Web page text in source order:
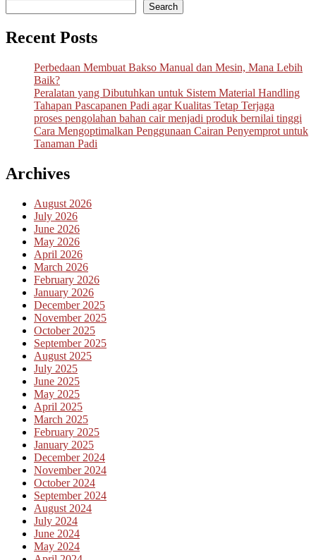
Search
Recent Posts
Perbedaan Membuat Bakso Manual dan Mesin, Mana Lebih
Baik?
Peralatan yang Dibutuhkan untuk Sistem Material Handling
Tahapan Pascapanen Padi agar Kualitas Tetap Terjaga
proses pengolahan bahan cair menjadi produk bernilai tinggi
Cara Mengoptimalkan Penggunaan Cairan Penyemprot untuk
Tanaman Padi
Archives
August 2026
July 2026
June 2026
May 2026
April 2026
March 2026
February 2026
January 2026
December 2025
November 2025
October 2025
September 2025
August 2025
July 2025
June 2025
May 2025
April 2025
March 2025
February 2025
January 2025
December 2024
November 2024
October 2024
September 2024
August 2024
July 2024
June 2024
May 2024